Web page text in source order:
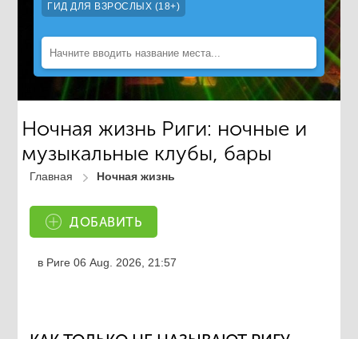
ГИД ДЛЯ ВЗРОСЛЫХ (18+)
Ночная жизнь Риги: ночные и
музыкальные клубы, бары
Главная Ночная жизнь
ДОБАВИТЬ
в Риге06 Aug. 2026, 21:57